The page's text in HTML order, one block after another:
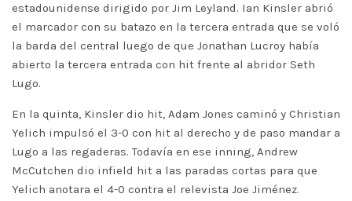
estadounidense dirigido por Jim Leyland. Ian Kinsler abrió
el marcador con su batazo en la tercera entrada que se voló
la barda del central luego de que Jonathan Lucroy había
abierto la tercera entrada con hit frente al abridor Seth
Lugo.
En la quinta, Kinsler dio hit, Adam Jones caminó y Christian
Yelich impulsó el 3-0 con hit al derecho y de paso mandar a
Lugo a las regaderas. Todavía en ese inning, Andrew
McCutchen dio infield hit a las paradas cortas para que
Yelich anotara el 4-0 contra el relevista Joe Jiménez.